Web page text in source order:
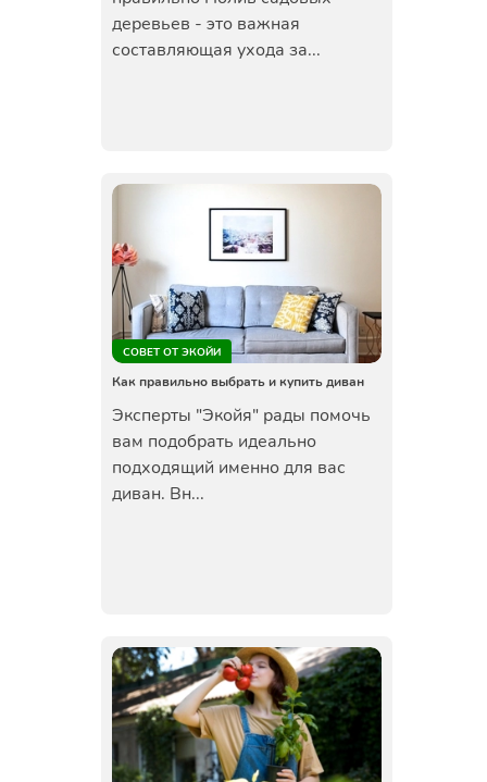
деревьев - это важная
составляющая ухода за...
СОВЕТ ОТ ЭКОЙИ
Как правильно выбрать и купить диван
Эксперты "Экойя" рады помочь
вам подобрать идеально
подходящий именно для вас
диван. Вн...